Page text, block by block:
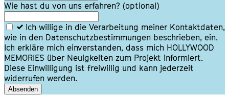
Wie hast du von uns erfahren? (optional)
Ich willige in die Verarbeitung meiner Kontaktdaten,
wie in den Datenschutzbestimmungen beschrieben, ein.
Ich erkläre mich einverstanden, dass mich HOLLYWOOD
MEMORIES über Neuigkeiten zum Projekt informiert.
Diese Einwilligung ist freiwillig und kann jederzeit
widerrufen werden.
Absenden